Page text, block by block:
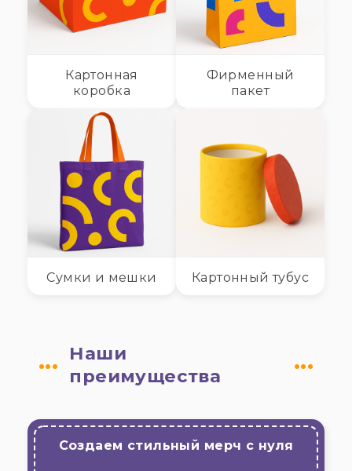
Картонная
коробка
Фирменный
пакет
Сумки и мешки Картонный тубус
Наши
преимущества
Создаем стильный мерч с нуля